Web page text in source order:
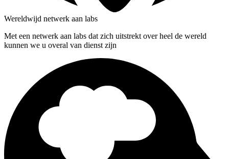
Wereldwijd netwerk aan labs
Met een netwerk aan labs dat zich uitstrekt over heel de wereld
kunnen we u overal van dienst zijn